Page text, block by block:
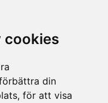
cookies
din
för att visa